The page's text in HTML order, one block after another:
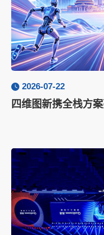
2026-07-22
四维图新携全栈方